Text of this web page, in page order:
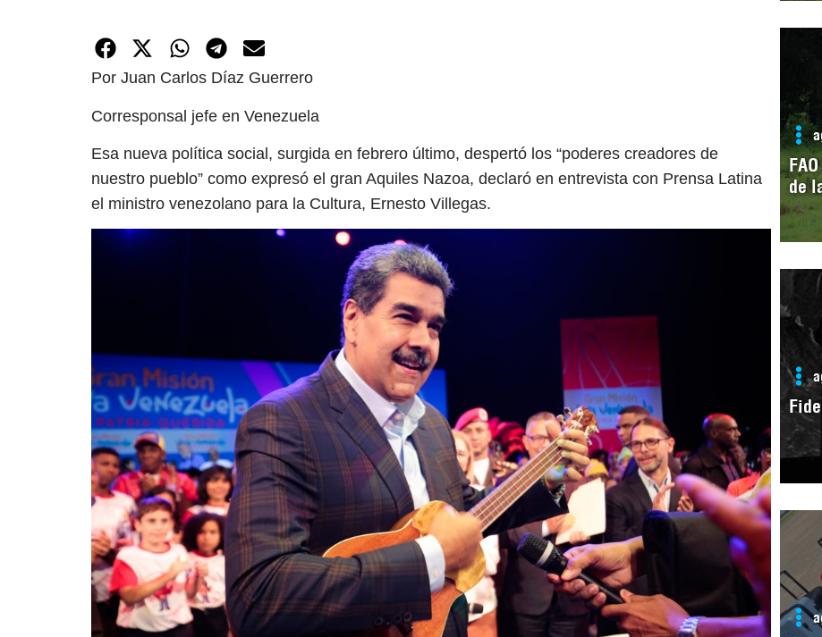
Por Juan Carlos Díaz Guerrero
Corresponsal jefe en Venezuela
Esa nueva política social, surgida en febrero último, despertó los “poderes creadores de
nuestro pueblo” como expresó el gran Aquiles Nazoa, declaró en entrevista con Prensa Latina
el ministro venezolano para la Cultura, Ernesto Villegas.
de